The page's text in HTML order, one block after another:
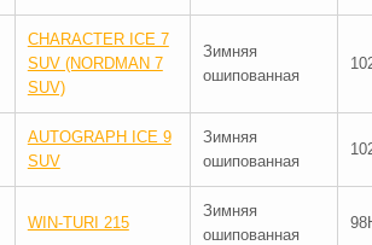
CHARACTER ICE 7
SUV (NORDMAN 7
SUV)
Зимняя
ошипованная
AUTOGRAPH ICE 9
SUV
Зимняя
ошипованная
WIN-TURI 215
Зимняя
ошипованная